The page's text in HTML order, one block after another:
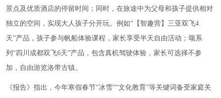
景点及优质酒店的停留时间；同时，在旅途中为父母和孩子提供相对
独立的空间，实现大人孩子分开玩。例如“【智趣营】三亚双飞4
天”产品，孩子参与帆船体验课程，家长享受半天自由活动；颂系
列“四川成都双飞6天”产品，包含真机驾驶体验，家长可选择不参
加，自由游览洛带古镇。
《报告》指出，今年寒假春节“冰雪”“文化教育”等关键词备受家庭关